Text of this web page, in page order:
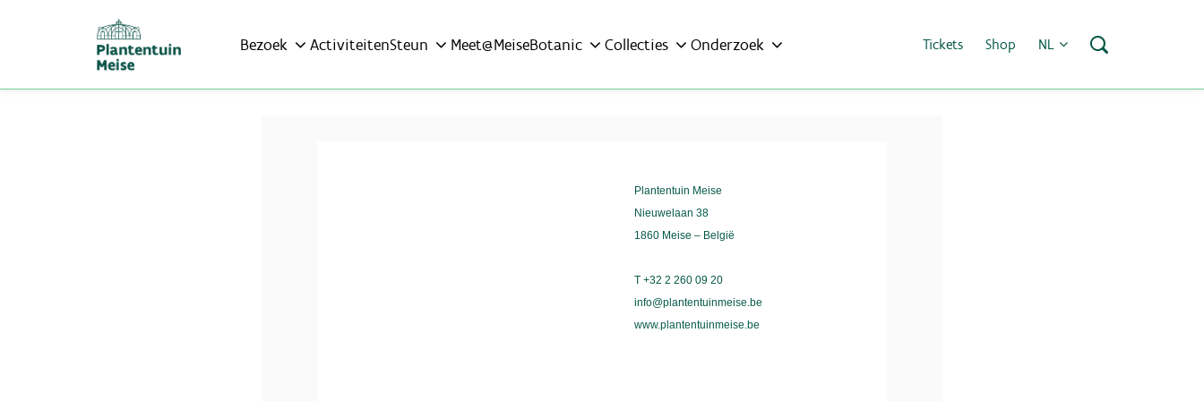
Bezoek ActiviteitenSteun Meet@MeiseBotanic Collecties Onderzoek Tickets Shop NL
Plantentuin Meise
Nieuwelaan 38
1860 Meise – België
T +32 2 260 09 20
info@plantentuinmeise.be
www.plantentuinmeise.be